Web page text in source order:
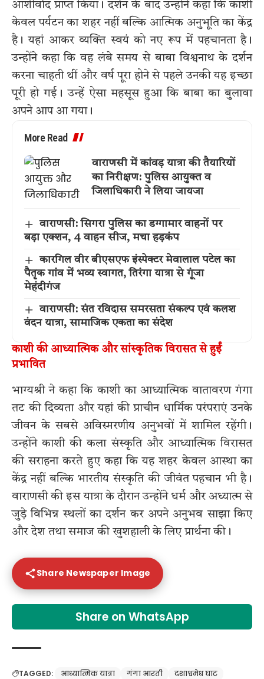
आशीर्वाद प्राप्त किया। दर्शन के बाद उन्होंने कहा कि काशी
केवल पर्यटन का शहर नहीं बल्कि आत्मिक अनुभूति का केंद्र
है। यहां आकर व्यक्ति स्वयं को नए रूप में पहचानता है।
उन्होंने कहा कि वह लंबे समय से बाबा विश्वनाथ के दर्शन
करना चाहती थीं और वर्ष पूरा होने से पहले उनकी यह इच्छा
पूरी हो गई। उन्हें ऐसा महसूस हुआ कि बाबा का बुलावा
अपने आप आ गया।
More Read
वाराणसी में कांवड़ यात्रा की तैयारियों
का निरीक्षण: पुलिस आयुक्त व
जिलाधिकारी ने लिया जायजा
वाराणसी: सिगरा पुलिस का डग्गामार वाहनों पर
बड़ा एक्शन, 4 वाहन सीज, मचा हड़कंप
कारगिल वीर बीएसएफ इंस्पेक्टर मेवालाल पटेल का
पैतृक गांव में भव्य स्वागत, तिरंगा यात्रा से गूंजा
मेहंदीगंज
वाराणसी: संत रविदास समरसता संकल्प एवं कलश
वंदन यात्रा, सामाजिक एकता का संदेश
काशी की आध्यात्मिक और सांस्कृतिक विरासत से हुईं
प्रभावित
भाग्यश्री ने कहा कि काशी का आध्यात्मिक वातावरण गंगा
तट की दिव्यता और यहां की प्राचीन धार्मिक परंपराएं उनके
जीवन के सबसे अविस्मरणीय अनुभवों में शामिल रहेंगी।
उन्होंने काशी की कला संस्कृति और आध्यात्मिक विरासत
की सराहना करते हुए कहा कि यह शहर केवल आस्था का
केंद्र नहीं बल्कि भारतीय संस्कृति की जीवंत पहचान भी है।
वाराणसी की इस यात्रा के दौरान उन्होंने धर्म और अध्यात्म से
जुड़े विभिन्न स्थलों का दर्शन कर अपने अनुभव साझा किए
और देश तथा समाज की खुशहाली के लिए प्रार्थना की।
Share Newspaper Image
Share on WhatsApp
TAGGED: आध्यात्मिक यात्रा गंगा आरती
दशाश्वमेध घाट